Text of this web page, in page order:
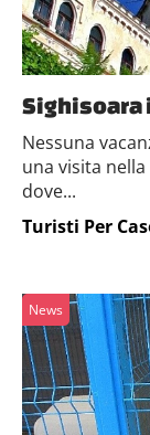
Nessuna
una visita
dove...
Turisti Per
News